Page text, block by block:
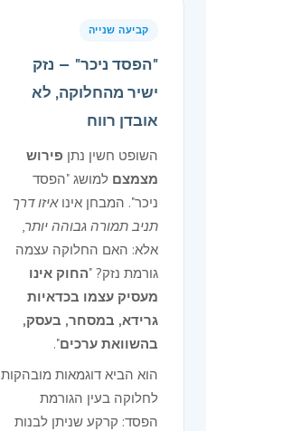
קביעה שנייה
"הפסד ניכר" — נזק
ישיר מהחלוקה, לא
אובדן רווח
השופט חשין נתן פירוש
מצמצם למושג "הפסד
ניכר". המבחן אינואיזו דרך
תניב תמורה גבוהה יותר,
אלא: האם החלוקה עצמה
גורמת נזק? "החוק אינו
מעסיק עצמו בכדאיות
גרידא, במסחר, בעסק,
בהשוואת ערכים".
הוא הביא דוגמאות מובהקות
לחלוקה בעין הגורמת
הפסד: קרקע שניתן לבנות